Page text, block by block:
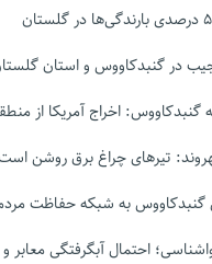
در‌ گنبدکاووس و استان
گنبدکاووس: اخراج آمریکا از
تیرهای چراغ برق روشن
احتمال آبگرفتگی معابر